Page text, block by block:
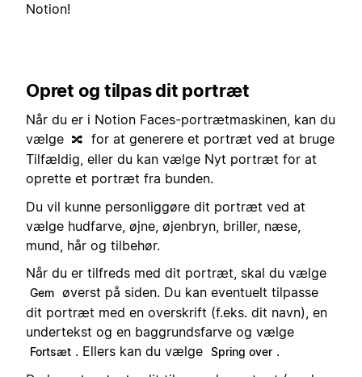
Notion!
Opret og tilpas dit portræt
Når du er i Notion Faces-portrætmaskinen, kan du
vælge 🔀
for at generere et portræt ved at bruge
Tilfældig, eller du kan vælge Nyt portræt for at
oprette et portræt fra bunden.
Du vil kunne personliggøre dit portræt ved at
vælge hudfarve, øjne, øjenbryn, briller, næse,
mund, hår og tilbehør.
Når du er tilfreds med dit portræt, skal du vælge
Gem øverst på siden. Du kan eventuelt tilpasse
dit portræt med en overskrift (f.eks. dit navn), en
undertekst og en baggrundsfarve og vælge
Fortsæt . Ellers kan du vælge Spring over .